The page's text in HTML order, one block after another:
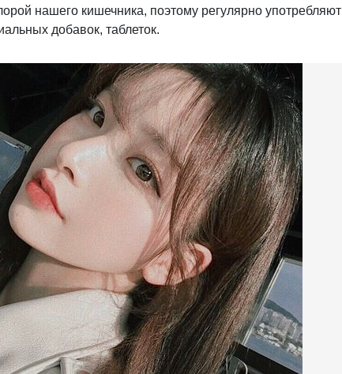
нашего кишечника, поэтому регулярно употребляют
добавок, таблеток.